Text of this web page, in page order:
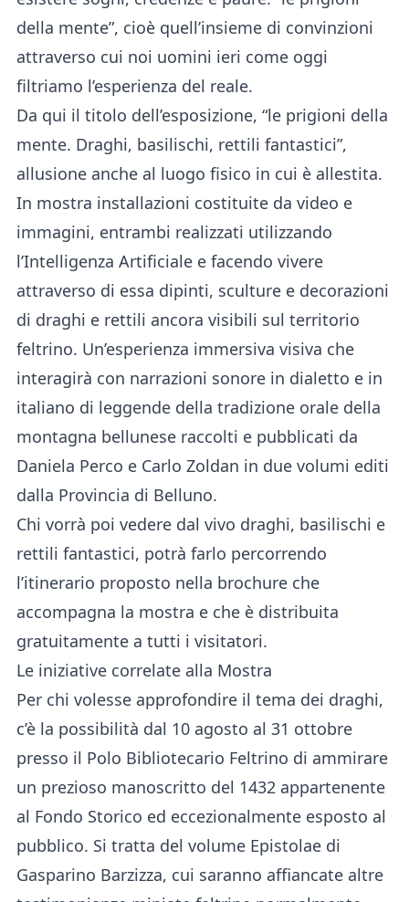
della mente”, cioè quell’insieme di convinzioni
attraverso cui noi uomini ieri come oggi
filtriamo l’esperienza del reale.
Da qui il titolo dell’esposizione, “le prigioni della
mente. Draghi, basilischi, rettili fantastici”,
allusione anche al luogo fisico in cui è allestita.
In mostra installazioni costituite da video e
immagini, entrambi realizzati utilizzando
l’Intelligenza Artificiale e facendo vivere
attraverso di essa dipinti, sculture e decorazioni
di draghi e rettili ancora visibili sul territorio
feltrino. Un’esperienza immersiva visiva che
interagirà con narrazioni sonore in dialetto e in
italiano di leggende della tradizione orale della
montagna bellunese raccolti e pubblicati da
Daniela Perco e Carlo Zoldan in due volumi editi
dalla Provincia di Belluno.
Chi vorrà poi vedere dal vivo draghi, basilischi e
rettili fantastici, potrà farlo percorrendo
l’itinerario proposto nella brochure che
accompagna la mostra e che è distribuita
gratuitamente a tutti i visitatori.
Le iniziative correlate alla Mostra
Per chi volesse approfondire il tema dei draghi,
c’è la possibilità dal 10 agosto al 31 ottobre
presso il Polo Bibliotecario Feltrino di ammirare
un prezioso manoscritto del 1432 appartenente
al Fondo Storico ed eccezionalmente esposto al
pubblico. Si tratta del volume Epistolae di
Gasparino Barzizza, cui saranno affiancate altre